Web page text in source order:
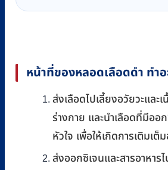
หน้าที่ของหลอดเลือดดำ ทำอ
ส่งเลือดไปเลี้ยงอวัยวะและเ
ร่างกาย และนำเลือดที่มีออ
หัวใจ เพื่อให้เกิดการเติมเต็
ส่งออกซิเจนและสารอาหา